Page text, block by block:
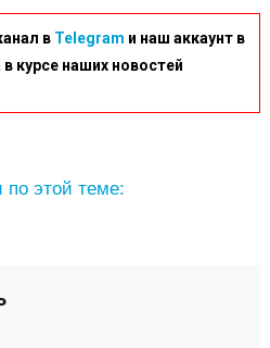
в Telegram и наш аккаунт в
в курсе наших новостей
по этой теме: